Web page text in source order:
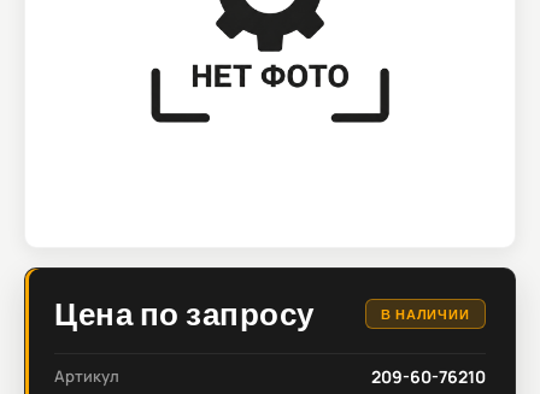
Цена по запросу В НАЛИЧИИ
Артикул 209-60-76210